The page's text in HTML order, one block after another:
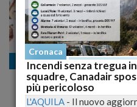
Cronaca nazionale
Mentana e la moglie
potrebbe mai vivere
Cronaca
Incendi senza tregua
squadre, Canadair
più pericoloso
L'AQUILA - Il nuovo